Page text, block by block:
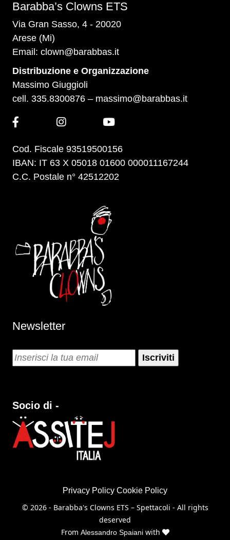
Barabba’s Clowns ETS
Via Gran Sasso, 4 - 20020
Arese (Mi)
Email: clown@barabbas.it
Distribuzione e Organizzazione
Massimo Giuggioli
cell. 335.8300876 – massimo@barabbas.it
Cod. Fiscale 93519500156
IBAN: IT 63 X 05018 01600 000011167244
C.C. Postale n° 42512202
Newsletter
Socio di -
Privacy Policy Cookie Policy
© 2026 - Barabba's Clowns ETS – Spettacoli - All rights
deserved
From Alessandro Spaiani with